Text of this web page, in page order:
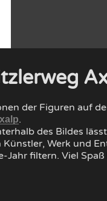
der Figuren auf
.
des Bildes
Künstler, Werk und
Jahr filtern. Viel Spaß